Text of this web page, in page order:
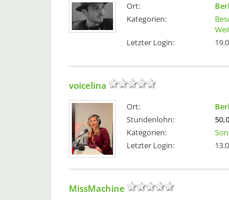
Ort:
Kategorien:
Letzter Login:
voicelina
Ort:
Stundenlohn:
Kategorien:
Letzter Login:
MissMachine